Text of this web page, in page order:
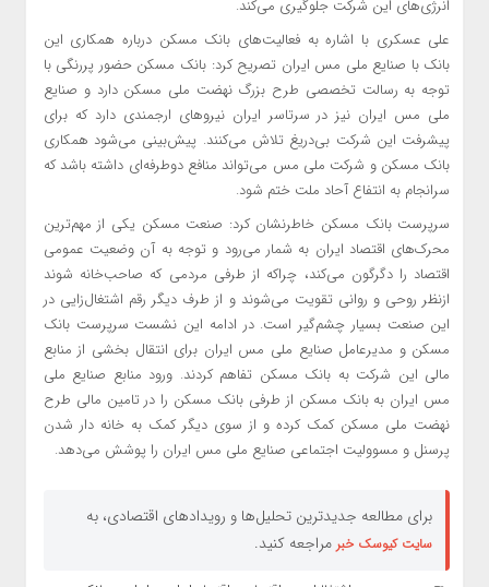
انرژی‌های این شرکت جلوگیری می‌کند.
علی عسکری با اشاره به فعالیت‌های بانک مسکن درباره همکاری این
بانک با صنایع ملی مس ایران تصریح کرد: بانک مسکن حضور پررنگی با
توجه به رسالت تخصصی طرح بزرگ نهضت ملی مسکن دارد و صنایع
ملی مس ایران نیز در سرتاسر ایران نیروهای ارجمندی دارد که برای
پیشرفت این شرکت بی‌دریغ تلاش می‌کنند. پیش‌بینی می‌شود همکاری
بانک مسکن و شرکت ملی مس می‌تواند منافع دوطرفه‌ای داشته باشد که
سرانجام به انتفاع آحاد ملت ختم شود.
سرپرست بانک مسکن خاطرنشان کرد: صنعت مسکن یکی از مهم‌ترین
محرک‌های اقتصاد ایران به شمار می‌رود و توجه به آن وضعیت عمومی
اقتصاد را دگرگون می‌کند، چراکه از طرفی مردمی که صاحب‌خانه شوند
ازنظر روحی و روانی تقویت می‌شوند و از طرف دیگر رقم اشتغال‌زایی در
این صنعت بسیار چشم‌گیر است. در ادامه این نشست سرپرست بانک
مسکن و مدیرعامل صنایع ملی مس ایران برای انتقال بخشی از منابع
مالی این شرکت به بانک مسکن تفاهم کردند. ورود منابع صنایع ملی
مس ایران به بانک مسکن از طرفی بانک مسکن را در تامین مالی طرح
نهضت ملی مسکن کمک کرده و از سوی دیگر کمک به خانه دار شدن
پرسنل و مسوولیت اجتماعی صنایع ملی مس ایران را پوشش می‌دهد.
برای مطالعه جدیدترین تحلیل‌ها و رویدادهای اقتصادی، به
سایت کیوسک خبر مراجعه کنید.